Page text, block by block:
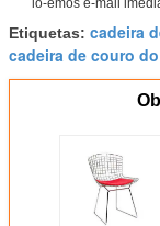
lo-emos e-mail
Etiquetas: cadeira
cadeira de couro